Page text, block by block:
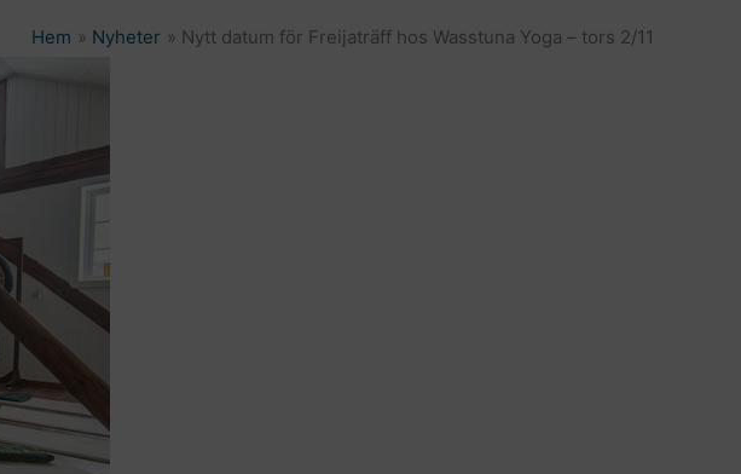
Hem Nyheter Nytt datum för Freijaträff hos Wasstuna Yoga – tors 2/11